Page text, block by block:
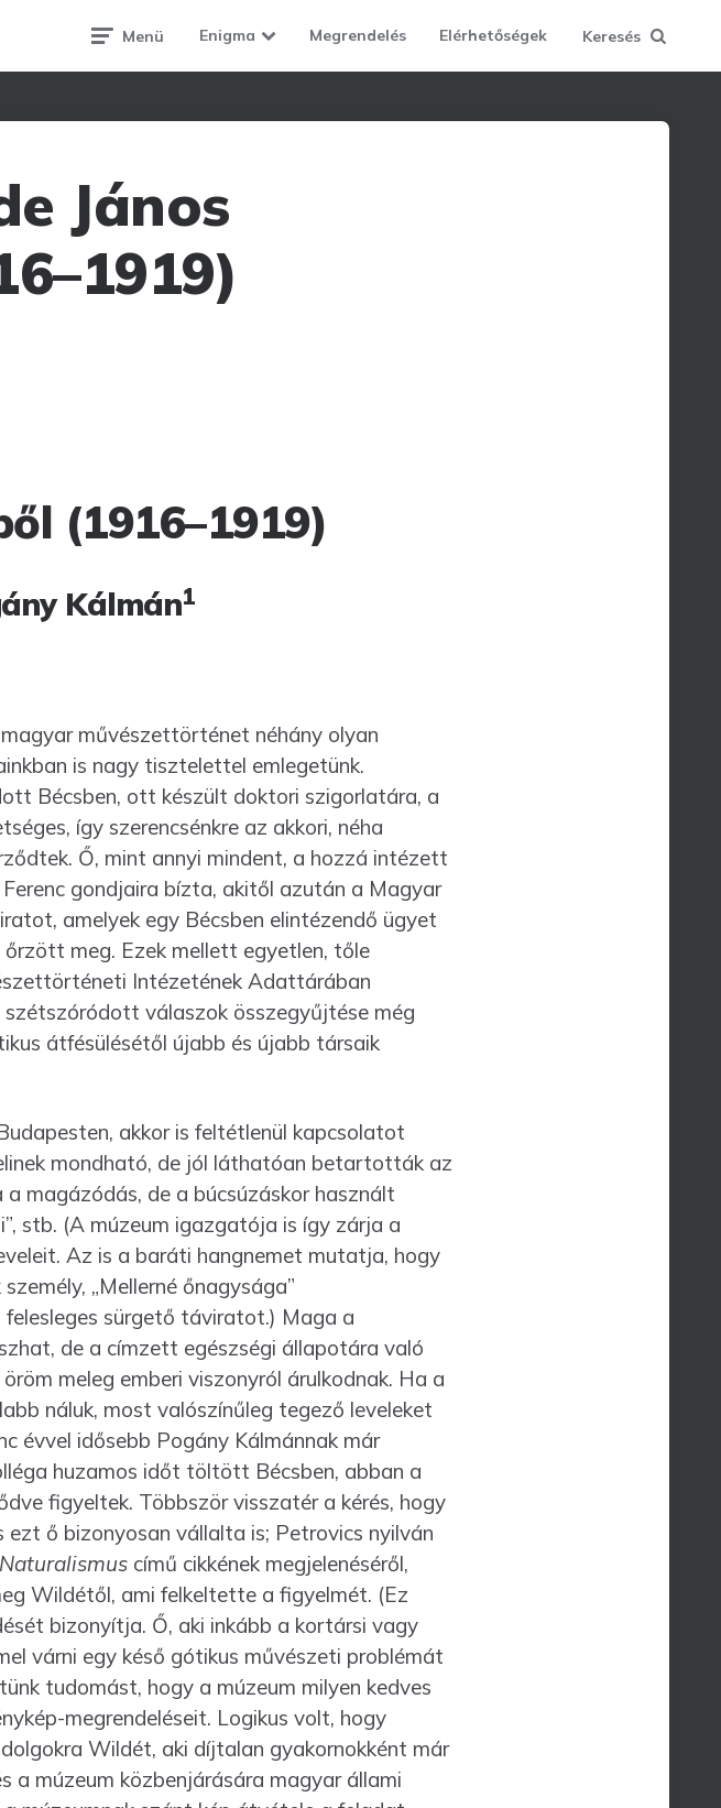
Menü Enigma Megrendelés Elérhetőségek Keresés
János
(1916–1919)
Kálmán1
művészettörténet néhány olyan
is nagy tisztelettel emlegetünk.
Bécsben, ott készült doktori szigorlatára, a
így szerencsénkre az akkori, néha
Ő, mint annyi mindent, a hozzá intézett
gondjaira bízta, akitől azután a Magyar
amelyek egy Bécsben elinté­zendő ügyet
meg. Ezek mellett egyetlen, tőle
Intézetének Adattárában
válaszok összegyűjtése még
átfésülésétől újabb és újabb társaik
akkor is feltét­lenül kapcsolatot
mond­ható, de jól láthatóan betartották az
magázódás, de a búcsúzáskor használt
stb. (A múzeum igazgatója is így zárja a
Az is a baráti hangnemet mutatja, hogy
„Mellerné őnagysága”
sürgető táviratot.) Maga a
de a címzett egész­ségi állapotára való
meleg emberi viszonyról árulkodnak. Ha a
náluk, most valószínűleg tegező leveleket
évvel idősebb Pogány Kálmánnak már
huzamos időt töltött Bécsben, abban a
figyeltek. Többször vissza­tér a kérés, hogy
ő bizo­nyosan vállalta is; Petrovics nyilván
című cikkének megjelenéséről,
Wildétől, ami felkeltette a figyelmét. (Ez
bizonyítja. Ő, aki inkább a kortársi vagy
várni egy késő gótikus művészeti problémát
tudomást, hogy a múzeum milyen kedves
megrendeléseit. Logi­kus volt, hogy
Wildét, aki díjtalan gyakornokként már
múzeum közbenjárására magyar állami